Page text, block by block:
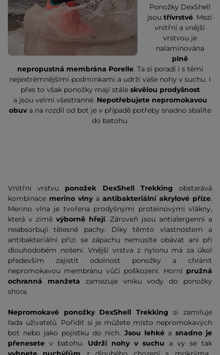
Ponožky DexShell
jsou třívrstvé. Mezi
vnitřní a vnější
vrstvou je
nalaminována
plně
nepropustná membrána Porelle. Ta si poradí i s těmi
nejextrémnějšími podmínkami a udrží vaše nohy v suchu. I
přes to však ponožky mají stále skvělou prodyšnost
a jsou velmi všestranné. Nepotřebujete nepromokavou
obuv a na rozdíl od bot je v případě potřeby snadno sbalíte
do batohu.
Vnitřní vrstvu ponožek DexShell Trekkingobstarává
kombinace merino vlny a antibakteriální akrylové příze.
Merino vlna je tvořena prodyšnými proteinovými vlákny,
která v zimě výborně hřejí. Zároveň jsou antialergenní a
neabsorbují tělesné pachy. Díky těmto vlastnostem a
antibakteriální přízi se zápachu nemusíte obávat ani při
dlouhodobém nošení. Vnější vrstva z nylonu má za úkol
především zajistit odolnost ponožky a chránit
nepromokavou membránu vůči poškození. Horní pružná
ochranná manžeta zamezuje vniku vody do ponožky
shora.
Nepromokavé ponožky DexShell Trekkingsi zamiluje
řada uživatelů. Pořídit si je můžete místo nepromokavých
bot nebo jako pojistku do nich. Jsou lehké a snadno je
přenesete v batohu. Udrží nohy v suchu a vy se tak